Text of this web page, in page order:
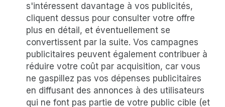
s'intéressent davantage à vos publicités,
cliquent dessus pour consulter votre offre
plus en détail, et éventuellement se
convertissent par la suite. Vos campagnes
publicitaires peuvent également contribuer à
réduire votre coût par acquisition, car vous
ne gaspillez pas vos dépenses publicitaires
en diffusant des annonces à des utilisateurs
qui ne font pas partie de votre public cible (et